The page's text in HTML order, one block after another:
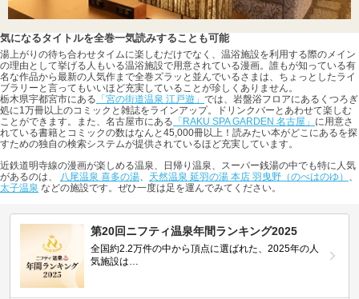
気になるタイトルを全巻一気読みすることも可能
湯上がりの待ち合わせタイムに楽しむだけでなく、温浴施設を利用する際のメイン
の理由として挙げる人もいる温浴施設で用意されている漫画。誰もが知っている有
名な作品から最新の人気作まで全巻ズラッと並んでいるさまは、ちょっとしたライ
ブラリーと言ってもいいほど充実していることが珍しくありません。
栃木県宇都宮市にある 「宮の街道温泉 江戸遊」 では、岩盤浴フロアにあるくつろぎ
処に1万冊以上のコミックと雑誌をラインアップ。ドリンクバーとあわせて楽しむ
ことができます。また、名古屋市にある 「RAKU SPA GARDEN 名古屋」 に用意さ
れている書籍とコミックの数はなんと45,000冊以上！読みたい本がどこにあるを探
すための独自の検索システムが提供されているほど充実しています。
近鉄道明寺線の漫画が楽しめる温泉、日帰り温泉、スーパー銭湯の中でも特に人気
があるのは、 八尾温泉 喜多の湯、 天然温泉 延羽の湯 本店 羽曳野（のべはのゆ） 、
太子温泉 などの施設です。ぜひ一度は足を運んでみてください。
第20回ニフティ温泉年間ランキング2025
全国約2.2万件の中から頂点に選ばれた、2025年の人
気施設は…